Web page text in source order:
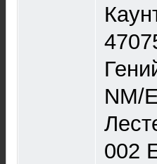
NM/
002